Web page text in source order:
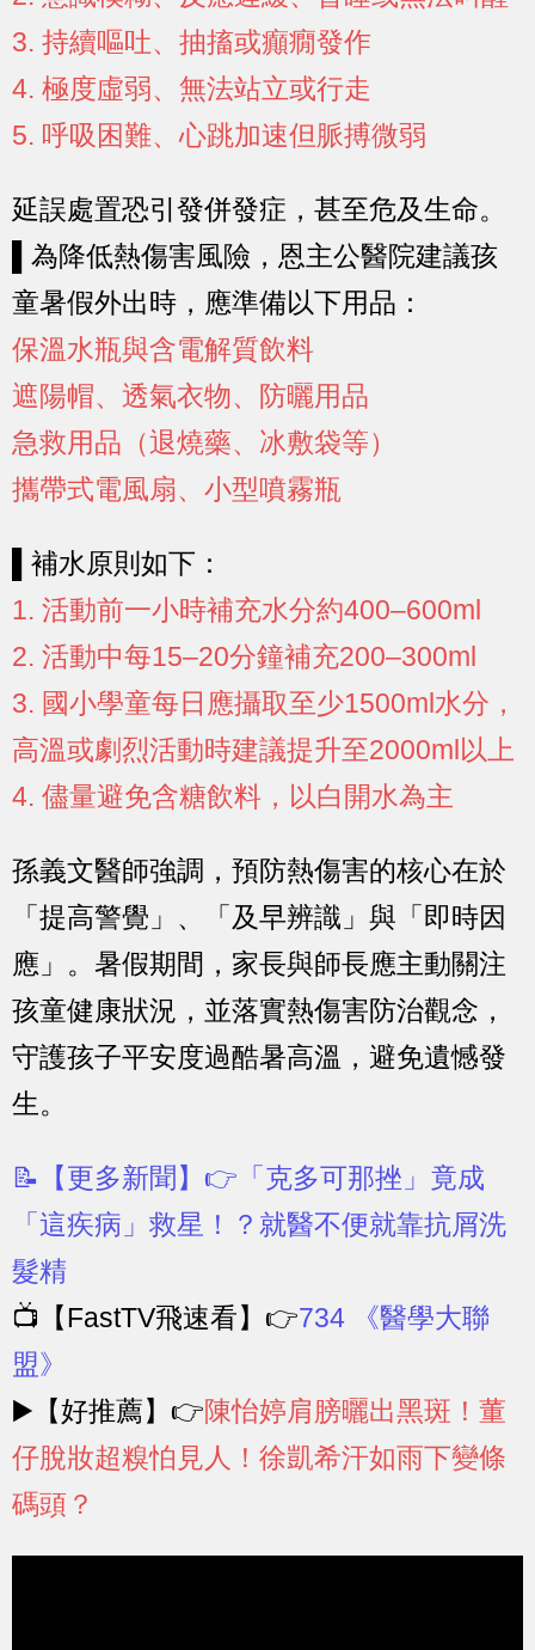
3. 持續嘔吐、抽搐或癲癇發作
4. 極度虛弱、無法站立或行走
5. 呼吸困難、心跳加速但脈搏微弱
延誤處置恐引發併發症，甚至危及生命。
▌為降低熱傷害風險，恩主公醫院建議孩
童暑假外出時，應準備以下用品：
保溫水瓶與含電解質飲料
遮陽帽、透氣衣物、防曬用品
急救用品（退燒藥、冰敷袋等）
攜帶式電風扇、小型噴霧瓶
▌補水原則如下：
1. 活動前一小時補充水分約400–600ml
2. 活動中每15–20分鐘補充200–300ml
3. 國小學童每日應攝取至少1500ml水分，
高溫或劇烈活動時建議提升至2000ml以上
4. 儘量避免含糖飲料，以白開水為主
孫義文醫師強調，預防熱傷害的核心在於
「提高警覺」、「及早辨識」與「即時因
應」。暑假期間，家長與師長應主動關注
孩童健康狀況，並落實熱傷害防治觀念，
守護孩子平安度過酷暑高溫，避免遺憾發
生。
📝【更多新聞】👉 「克多可那挫」竟成
「這疾病」救星！？就醫不便就靠抗屑洗
髮精
📺【FastTV飛速看】👉734 《醫學大聯
盟》
▶️【好推薦】👉陳怡婷肩膀曬出黑斑！董
仔脫妝超糗怕見人！徐凱希汗如雨下變條
碼頭？